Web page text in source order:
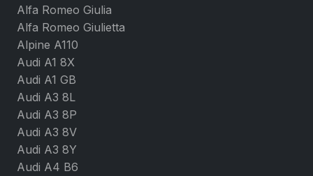
Alfa Romeo Giulia
Alfa Romeo Giulietta
Alpine A110
Audi A1 8X
Audi A1 GB
Audi A3 8L
Audi A3 8P
Audi A3 8V
Audi A3 8Y
Audi A4 B6